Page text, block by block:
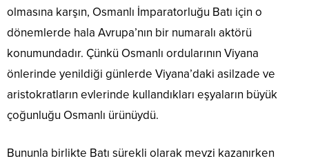
olmasına karşın, Osmanlı İmparatorluğu Batı için o
dönemlerde hala Avrupa’nın bir numaralı aktörü
konumundadır. Çünkü Osmanlı ordularının Viyana
önlerinde yenildiği günlerde Viyana’daki asilzade ve
aristokratların evlerinde kullandıkları eşyaların büyük
çoğunluğu Osmanlı ürünüydü.
Bununla birlikte Batı sürekli olarak mevzi kazanırken